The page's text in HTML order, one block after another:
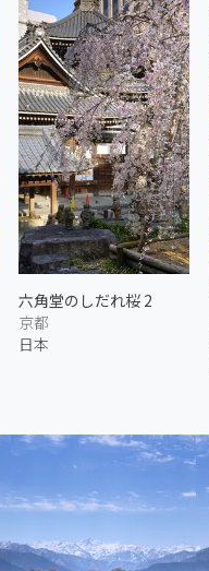
六角堂のしだれ桜 2
京都
日本